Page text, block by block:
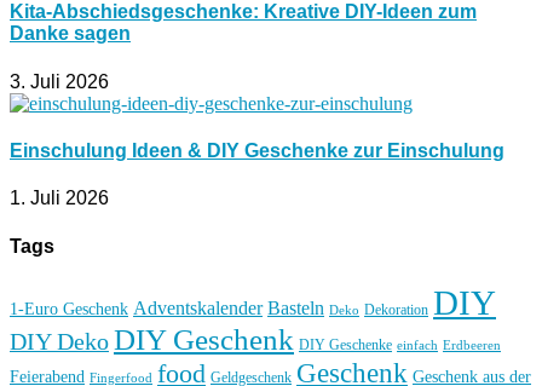
Kita-Abschiedsgeschenke: Kreative DIY-Ideen zum
Danke sagen
3. Juli 2026
Einschulung Ideen & DIY Geschenke zur Einschulung
1. Juli 2026
Tags
1-Euro Geschenk Adventskalender Basteln Deko Dekoration DIY
DIY DekoDIY Geschenk DIY Geschenke einfach Erdbeeren
Feierabend Fingerfood food Geldgeschenk Geschenk Geschenk aus der